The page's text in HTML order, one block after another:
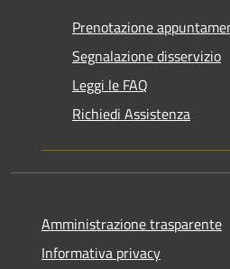
Prenotazione
Segnalazione disservizio
Leggi le FAQ
Richiedi Assistenza
Amministrazione trasparente
Informativa privacy